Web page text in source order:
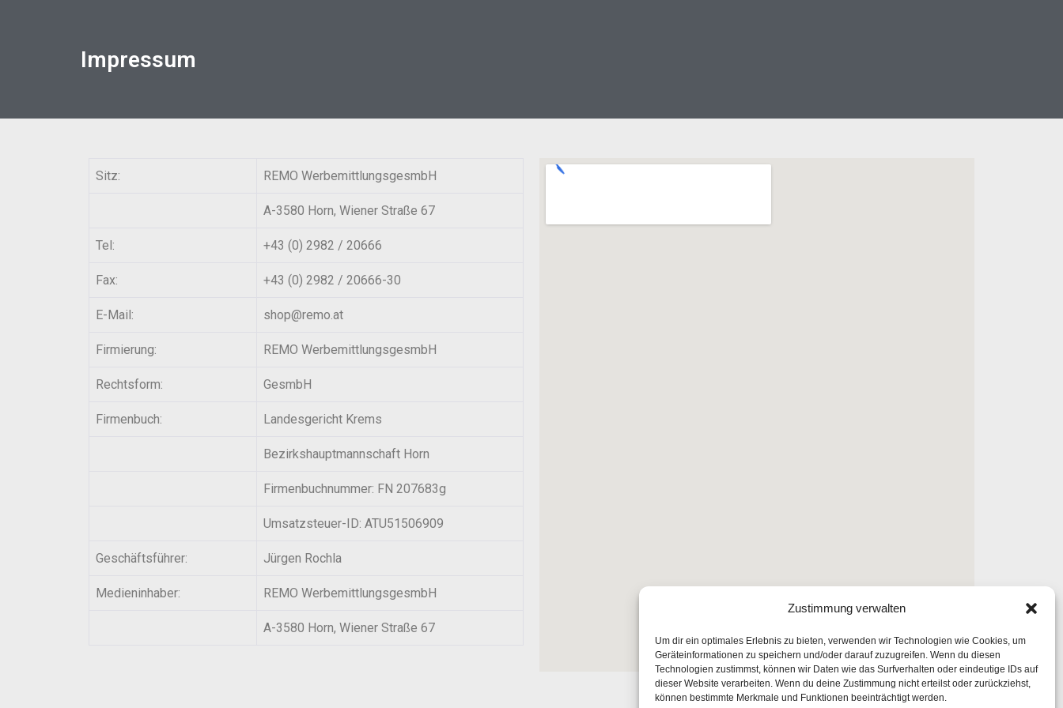
Zustimmung verwalten
Um dir ein optimales Erlebnis zu bieten, verwenden wir Technologien wie Cookies, um
Geräteinformationen zu speichern und/oder darauf zuzugreifen. Wenn du diesen
Technologien zustimmst, können wir Daten wie das Surfverhalten oder eindeutige IDs auf
dieser Website verarbeiten. Wenn du deine Zustimmung nicht erteilst oder zurückziehst,
können bestimmte Merkmale und Funktionen beeinträchtigt werden.
Impressum
Sitz: REMO WerbemittlungsgesmbH
A-3580 Horn, Wiener Straße 67
Tel: +43 (0) 2982 / 20666
Fax: +43 (0) 2982 / 20666-30
E-Mail: shop@remo.at
Firmierung: REMO WerbemittlungsgesmbH
Rechtsform: GesmbH
Firmenbuch: Landesgericht Krems
Bezirkshauptmannschaft Horn
Firmenbuchnummer: FN 207683g
Umsatzsteuer-ID: ATU51506909
Geschäftsführer: Jürgen Rochla
Medieninhaber: REMO WerbemittlungsgesmbH
A-3580 Horn, Wiener Straße 67